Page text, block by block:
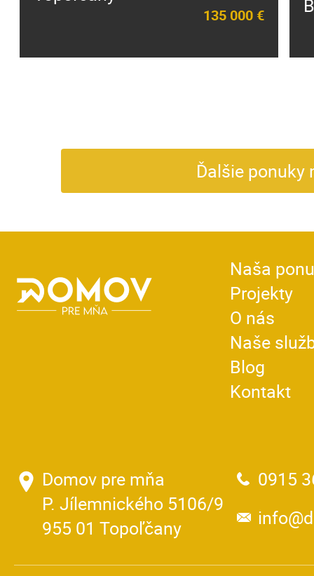
135 000 €
Ďalšie ponuky
Naša
Projekty
O nás
Naše
Blog
Kontakt
Domov pre mňa
P. Jílemnického 5106/9
955 01 Topoľčany
0915